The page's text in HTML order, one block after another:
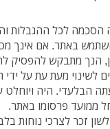
לכל ההגבלות
באתר. אם אינך
הנך מתבקש להפסיק
לשינוי מעת עת על
הבלעדי. היה ויוחלט
ממועד פרסומו באתר.
זכר לצרכי נוחות